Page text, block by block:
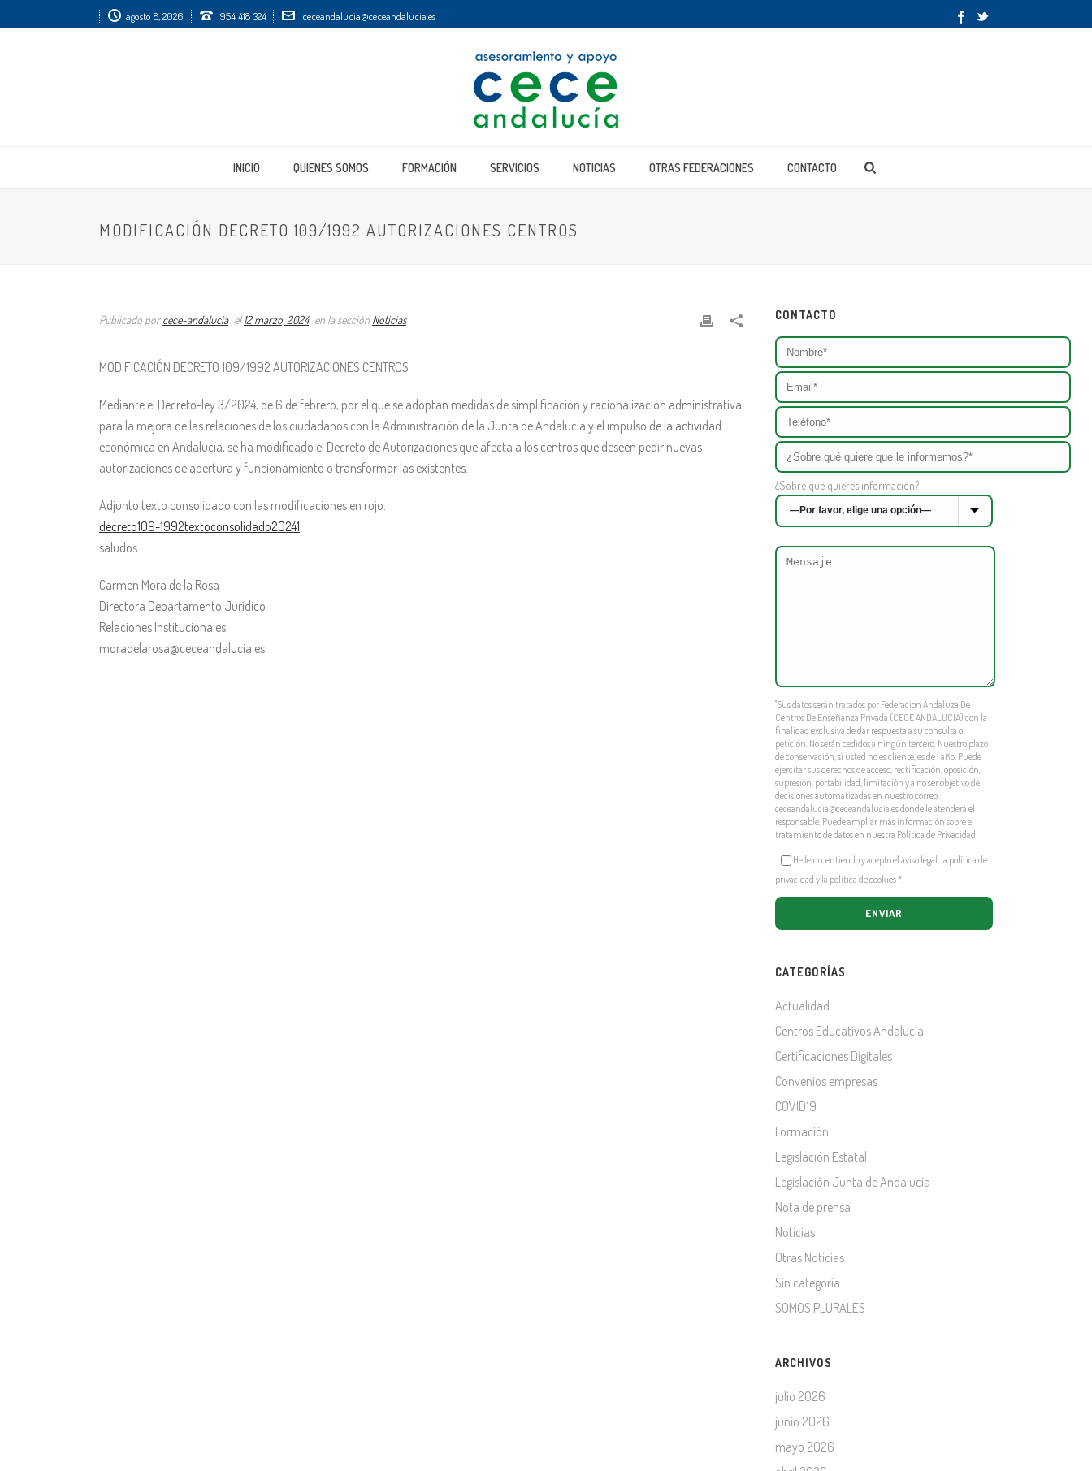
agosto 8, 2026 954 418 324 ceceandalucia@ceceandalucia.es
INICIO QUIENES SOMOS FORMACIÓN SERVICIOS NOTICIAS OTRAS FEDERACIONES CONTACTO
MODIFICACIÓN DECRETO 109/1992 AUTORIZACIONES CENTROS
Publicado porcece-andalucia el12 marzo, 2024 en la sección Noticias
MODIFICACIÓN DECRETO 109/1992 AUTORIZACIONES CENTROS
Mediante el Decreto-ley 3/2024, de 6 de febrero, por el que se adoptan medidas de simplificación y racionalización administrativa
para la mejora de las relaciones de los ciudadanos con la Administración de la Junta de Andalucía y el impulso de la actividad
económica en Andalucía, se ha modificado el Decreto de Autorizaciones que afecta a los centros que deseen pedir nuevas
autorizaciones de apertura y funcionamiento o transformar las existentes.
Adjunto texto consolidado con las modificaciones en rojo.
decreto109-1992textoconsolidado20241
saludos
Carmen Mora de la Rosa
Directora Departamento Jurídico
Relaciones Institucionales
moradelarosa@ceceandalucia.es
CONTACTO
¿Sobre qué quieres información?
"Sus datos serán tratados por Federacion Andaluza De
Centros De Enseñanza Privada (CECE ANDALUCIA) con la
finalidad exclusiva de dar respuesta a su consulta o
petición. No serán cedidos a ningún tercero. Nuestro plazo
de conservación, si usted no es cliente, es de 1 año. Puede
ejercitar sus derechos de acceso, rectificación, oposición,
supresión, portabilidad, limitación y a no ser objetivo de
decisiones automatizadas en nuestro correo
ceceandalucia@ceceandalucia.esdonde le atenderá el
responsable. Puede ampliar más información sobre el
tratamiento de datos en nuestra Política de Privacidad
He leído, entiendo y acepto el aviso legal, la política de
privacidad y la política de cookies*.
CATEGORÍAS
Actualidad
Centros Educativos Andalucía
Certificaciones Digitales
Convenios empresas
COVID19
Formación
Legislación Estatal
Legislación Junta de Andalucía
Nota de prensa
Noticias
Otras Noticias
Sin categoría
SOMOS PLURALES
ARCHIVOS
julio 2026
junio 2026
mayo 2026